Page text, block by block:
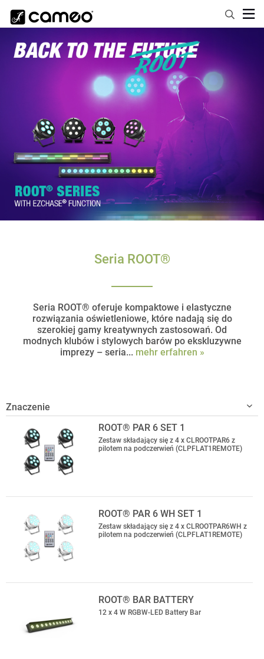
Seria ROOT®
Seria ROOT® oferuje kompaktowe i elastyczne
rozwiązania oświetleniowe, które nadają się do
szerokiej gamy kreatywnych zastosowań. Od
modnych klubów i stylowych barów po ekskluzywne
imprezy – seria... mehr erfahren »
ROOT® PAR 6 SET 1
Zestaw składający się z 4 x CLROOTPAR6 z
pilotem na podczerwień (CLPFLAT1REMOTE)
ROOT® PAR 6 WH SET 1
Zestaw składający się z 4 x CLROOTPAR6WH z
pilotem na podczerwień (CLPFLAT1REMOTE)
ROOT® BAR BATTERY
12 x 4 W RGBW-LED Battery Bar